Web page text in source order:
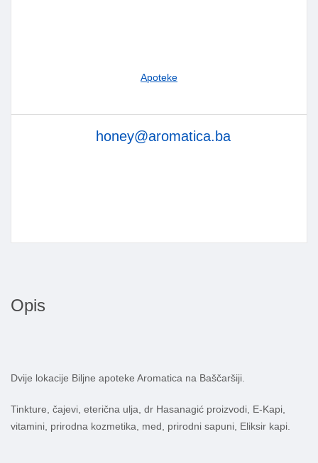
Apoteke
honey@aromatica.ba
Opis
Dvije lokacije Biljne apoteke Aromatica na Baščaršiji.
Tinkture, čajevi, eterična ulja, dr Hasanagić proizvodi, E-Kapi,
vitamini, prirodna kozmetika, med, prirodni sapuni, Eliksir kapi.